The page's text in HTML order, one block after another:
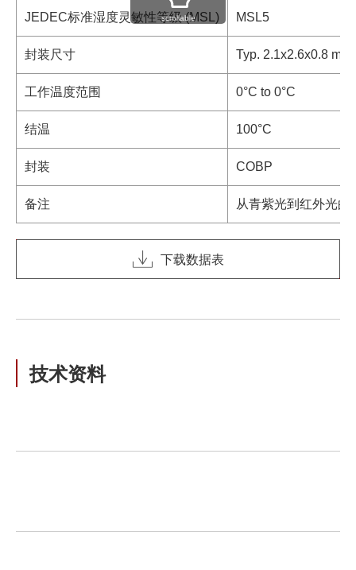
JEDEC标准湿度灵敏性等级 (MSL) MSL5
封装尺寸 Typ. 2.1x2.6x0.8 mm
工作温度范围 0°C to 0°C
结温 100°C
封装 COBP
备注 从青紫光到红外光的
scrollable
下载数据表
技术资料